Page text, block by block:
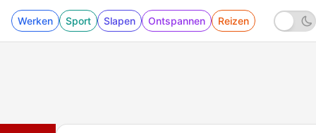
Werken Sport Slapen Ontspannen Reizen